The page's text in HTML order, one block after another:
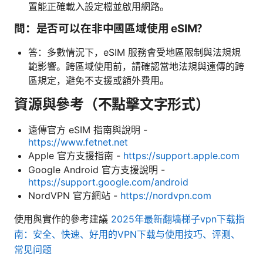
置能正確載入設定檔並啟用網路。
問：是否可以在非中國區域使用 eSIM？
答：多數情況下，eSIM 服務會受地區限制與法規規
範影響。跨區域使用前，請確認當地法規與遠傳的跨
區規定，避免不支援或額外費用。
資源與參考（不點擊文字形式）
遠傳官方 eSIM 指南與說明 -
https://www.fetnet.net
Apple 官方支援指南 - https://support.apple.com
Google Android 官方支援說明 -
https://support.google.com/android
NordVPN 官方網站 - https://nordvpn.com
使用與實作的參考建議 2025年最新翻墙梯子vpn下载指
南：安全、快速、好用的VPN下载与使用技巧、评测、
常见问题